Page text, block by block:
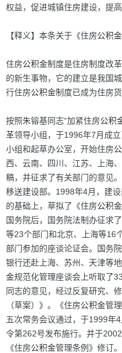
权益，促进城镇住房建设，提
【释义】本条关于《住房公积金
住房公积金制度是住房制度改
的新生事物，它的建立是我国
行住房公积金制度已成为住房
按照朱镕基同志“加紧住房公积
革领导小组，于1996年7月成
小组和起草办公室，开始住房
西、云南、四川、江苏、上海
稿，并征求了有关部门的意见
移送建设部。1998年4月，建
的基础上，草拟了《住房公积金
国务院后，国务院法制办征求
等23个部门和北京、上海等16
部门参加的座谈论证会。国务
银行还赴上海、苏州、天津等
金规范化管理座谈会上听取了
同志的意见，经过反复研究、
（草案）》。《住房公积金管
五次常务会议通过，于1999
令第262号发布施行。并于
《住房公积金管理条例》修订